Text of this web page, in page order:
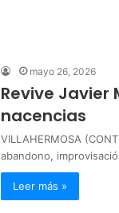
mayo 26, 2026
Revive
nacencias
VILLAHERMOSA
abandono,
Leer más »